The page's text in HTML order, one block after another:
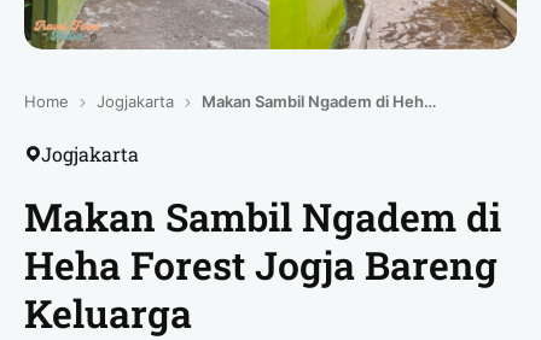
Home Jogjakarta Makan Sambil Ngadem di Heha Forest Jogja Bareng Keluarga
Jogjakarta
Makan Sambil Ngadem di
Heha Forest Jogja Bareng
Keluarga